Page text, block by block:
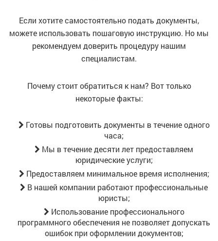
Если хотите самостоятельно подать документы,
можете использовать пошаговую инструкцию. Но мы
рекомендуем доверить процедуру нашим
специалистам.
Почему стоит обратиться к нам? Вот только
некоторые факты:
Готовы подготовить документы в течение одного
часа;
Мы в течение десяти лет предоставляем
юридические услуги;
Предоставляем минимальное время исполнения;
В нашей компании работают профессиональные
юристы;
Использование профессионального
программного обеспечения не позволяет допускать
ошибок при оформлении документов;